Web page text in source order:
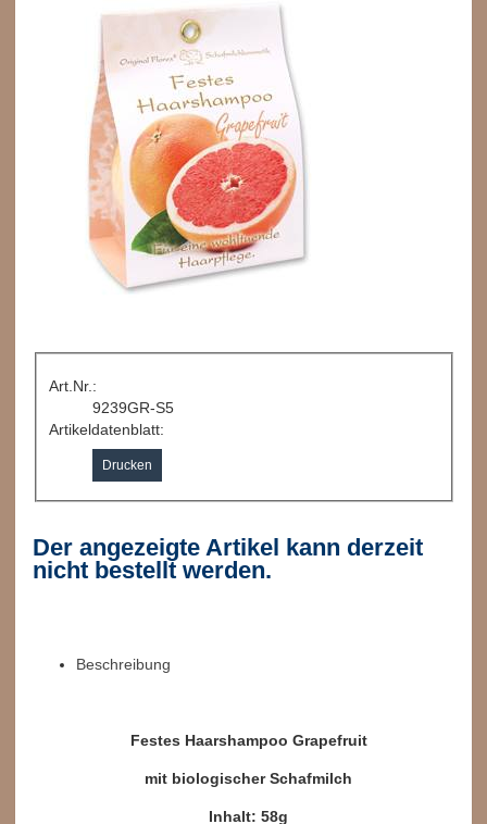
Art.Nr.:
9239GR-S5
Artikeldatenblatt:
Drucken
Der angezeigte Artikel kann derzeit
nicht bestellt werden.
Beschreibung
Festes Haarshampoo Grapefruit
mit biologischer Schafmilch
Inhalt: 58g